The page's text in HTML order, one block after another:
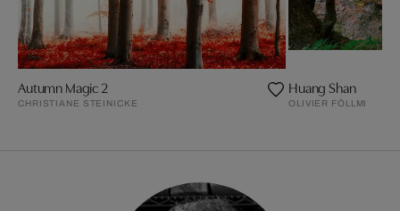
Autumn Magic 2
CHRISTIANE STEINICKE
Huang Shan
OLIVIER FÖLLMI